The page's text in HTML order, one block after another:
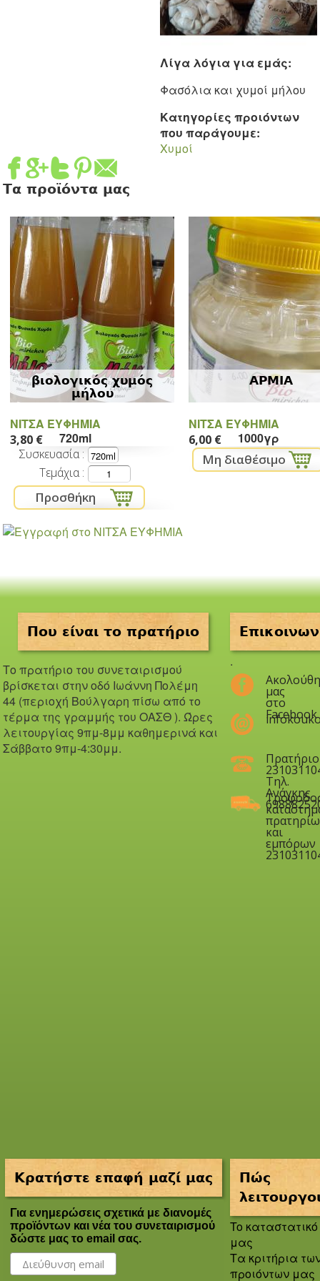
Λίγα λόγια για εμάς:
Φασόλια και χυμοί μήλου
Κατηγορίες προιόντων
που παράγουμε:
Χυμοί
Τα προϊόντα μας
βιολογικός χυμός
μήλου
ΝΙΤΣΑ ΕΥΦΗΜΙΑ
3,80 € 720ml
Συσκευασία
Τεμάχια
ΑΡΜΙΑ
ΝΙΤΣΑ ΕΥΦΗΜΙΑ
6,00 € 1000γρ
Που είναι το πρατήριο
Το πρατήριο του συνεταιρισμού
βρίσκεται στην οδό Iωάννη Πολέμη
44 (περιοχή Βούλγαρη πίσω από το
τέρμα της γραμμής του ΟΑΣΘ ). Ώρες
λειτουργίας 9πμ-8μμ καθημερινά και
Σάββατο 9πμ-4:30μμ.
.
μας
στο
Facebook
Πρατήριο
Τηλ.
Ανάγκης
και
εμπόρων
Κρατήστε επαφή μαζί μας
Για ενημερώσεις σχετικά με διανομές
προϊόντων και νέα του συνεταιρισμού
δώστε μας το email σας.
Πώς
To καταστατικό
μας
Τα κριτήρια
προιόντων μας